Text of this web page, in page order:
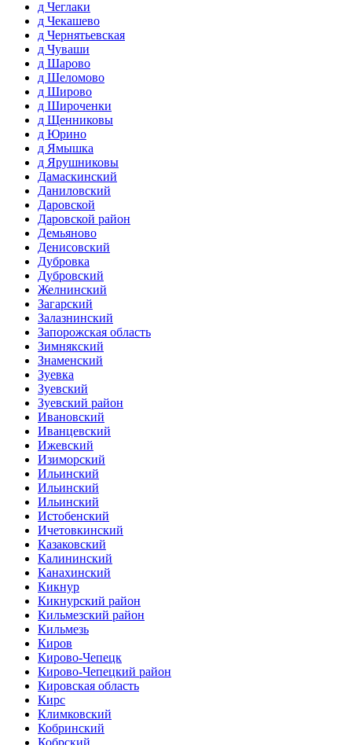
д Чеглаки
д Чекашево
д Чернятьевская
д Чуваши
д Шарово
д Шеломово
д Широво
д Широченки
д Щенниковы
д Юрино
д Ямышка
д Ярушниковы
Дамаскинский
Даниловский
Даровской
Даровской район
Демьяново
Денисовский
Дубровка
Дубровский
Желнинский
Загарский
Залазнинский
Запорожская область
Зимнякский
Знаменский
Зуевка
Зуевский
Зуевский район
Ивановский
Иванцевский
Ижевский
Изиморский
Ильинский
Ильинский
Ильинский
Истобенский
Ичетовкинский
Казаковский
Калининский
Канахинский
Кикнур
Кикнурский район
Кильмезский район
Кильмезь
Киров
Кирово-Чепецк
Кирово-Чепецкий район
Кировская область
Кирс
Климковский
Кобринский
Кобрский